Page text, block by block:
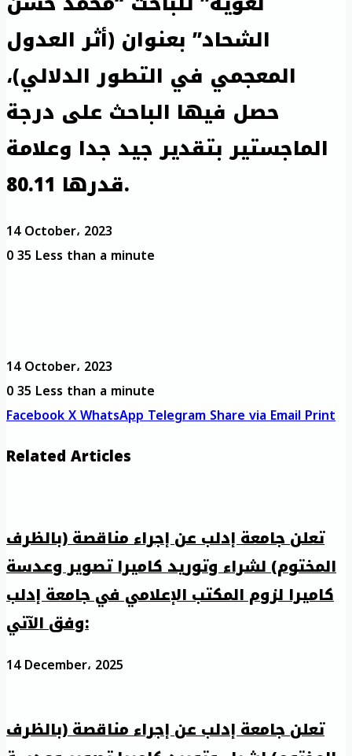
الشحاد” بعنوان (أثر العدول
المعجمي في التطور الدلالي)،
حصل فيها الباحث على درجة
الماجستير بتقدير جيد جدا وعلامة
قدرها 80.11.
14 October، 2023
035 Less than a minute
14 October، 2023
035 Less than a minute
FacebookXWhatsAppTelegramShare via EmailPrint
Related Articles
تعلن جامعة إدلب عن إجراء مناقصة (بالظرف
المختوم) لشراء وتوريد كاميرا تصوير وعدسة
كاميرا لزوم المكتب الإعلامي في جامعة إدلب
وفق الآتي:
14 December، 2025
تعلن جامعة إدلب عن إجراء مناقصة (بالظرف